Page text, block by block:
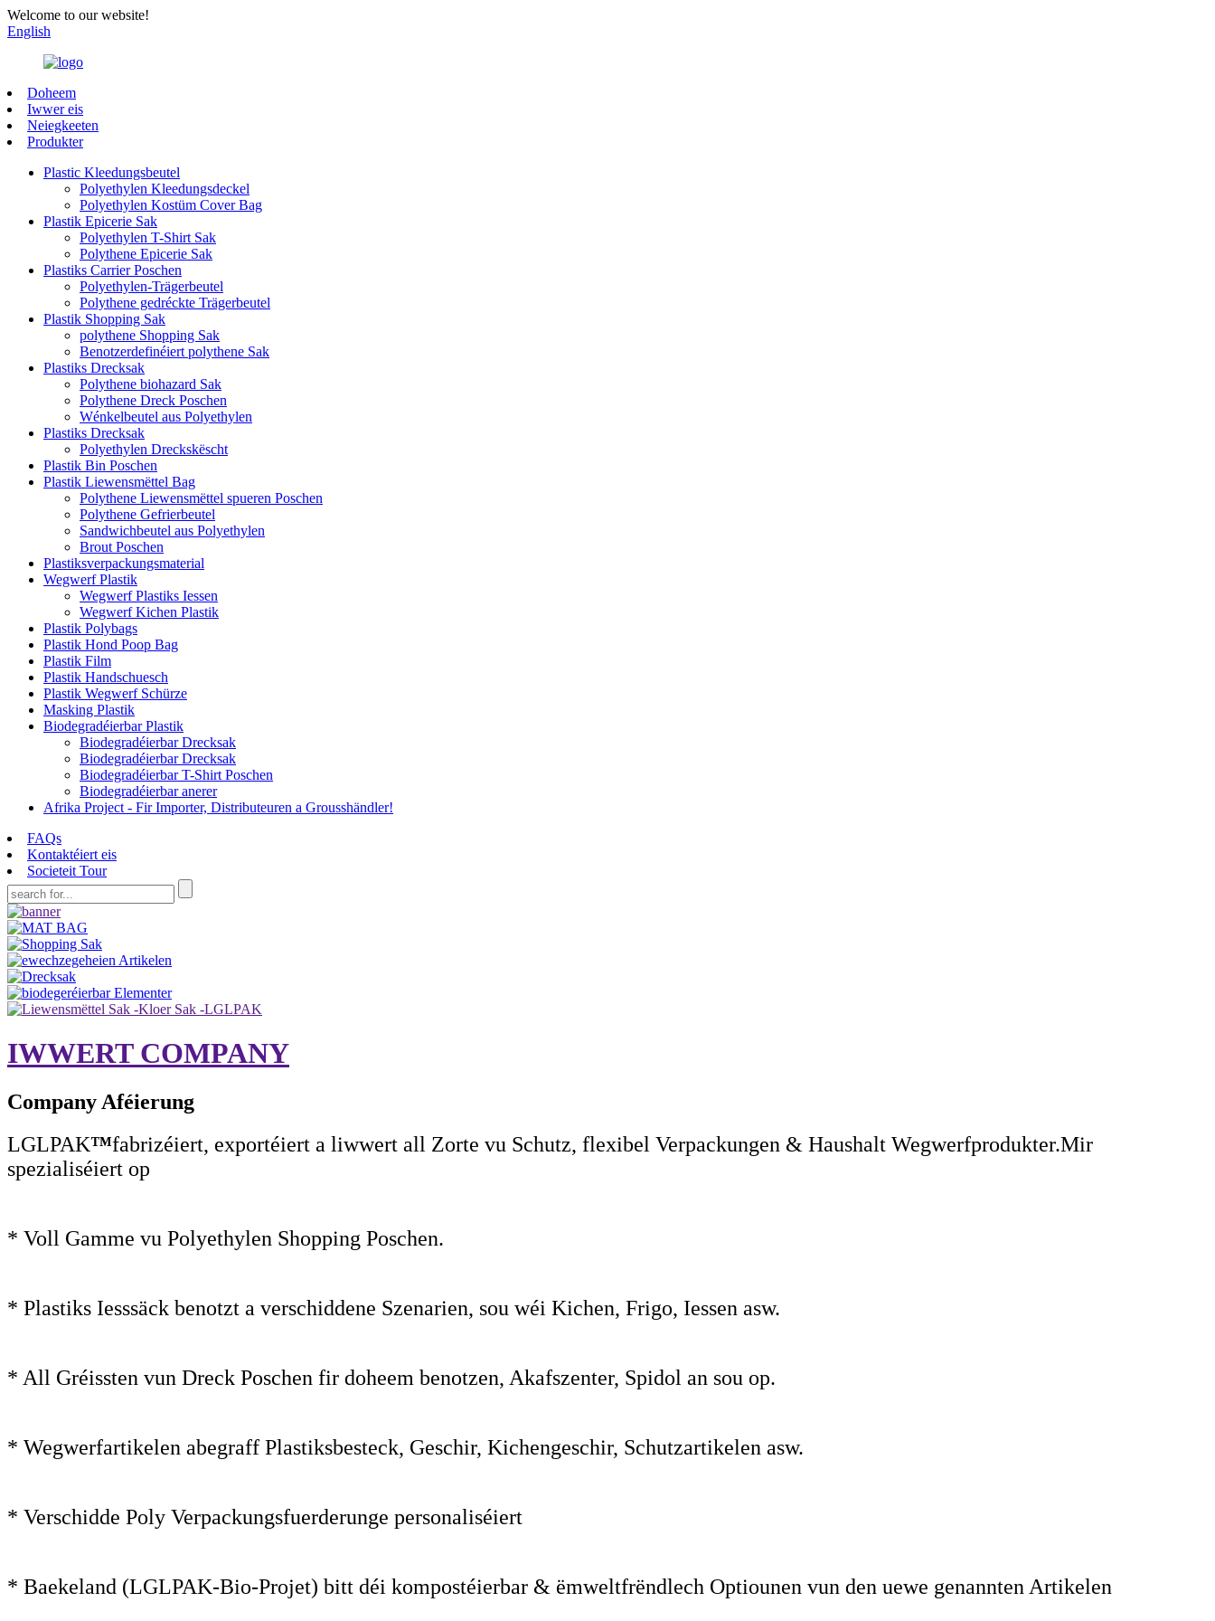
Welcome to our website!
English
Doheem
Iwwer eis
Neiegkeeten
Produkter
Plastic Kleedungsbeutel
Polyethylen Kleedungsdeckel
Polyethylen Kostüm Cover Bag
Plastik Epicerie Sak
Polyethylen T-Shirt Sak
Polythene Epicerie Sak
Plastiks Carrier Poschen
Polyethylen-Trägerbeutel
Polythene gedréckte Trägerbeutel
Plastik Shopping Sak
polythene Shopping Sak
Benotzerdefinéiert polythene Sak
Plastiks Drecksak
Polythene biohazard Sak
Polythene Dreck Poschen
Wénkelbeutel aus Polyethylen
Plastiks Drecksak
Polyethylen Dreckskëscht
Plastik Bin Poschen
Plastik Liewensmëttel Bag
Polythene Liewensmëttel spueren Poschen
Polythene Gefrierbeutel
Sandwichbeutel aus Polyethylen
Brout Poschen
Plastiksverpackungsmaterial
Wegwerf Plastik
Wegwerf Plastiks Iessen
Wegwerf Kichen Plastik
Plastik Polybags
Plastik Hond Poop Bag
Plastik Film
Plastik Handschuesch
Plastik Wegwerf Schürze
Masking Plastik
Biodegradéierbar Plastik
Biodegradéierbar Drecksak
Biodegradéierbar Drecksak
Biodegradéierbar T-Shirt Poschen
Biodegradéierbar anerer
Afrika Project - Fir Importer, Distributeuren a Grousshändler!
FAQs
Kontaktéiert eis
Societeit Tour
IWWERT COMPANY
Company Aféierung
LGLPAK™fabrizéiert, exportéiert a liwwert all Zorte vu Schutz, flexibel Verpackungen & Haushalt Wegwerfprodukter.Mir
spezialiséiert op
* Voll Gamme vu Polyethylen Shopping Poschen.
* Plastiks Iesssäck benotzt a verschiddene Szenarien, sou wéi Kichen, Frigo, Iessen asw.
* All Gréissten vun Dreck Poschen fir doheem benotzen, Akafszenter, Spidol an sou op.
* Wegwerfartikelen abegraff Plastiksbesteck, Geschir, Kichengeschir, Schutzartikelen asw.
* Verschidde Poly Verpackungsfuerderunge personaliséiert
* Baekeland (LGLPAK-Bio-Projet) bitt déi kompostéierbar & ëmweltfrëndlech Optiounen vun den uewe genannten Artikelen